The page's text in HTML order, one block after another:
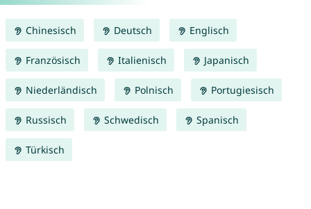
Chinesisch Deutsch Englisch
Französisch Italienisch Japanisch
Niederländisch Polnisch Portugiesisch
Russisch Schwedisch Spanisch
Türkisch